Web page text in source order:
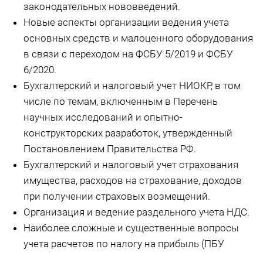
законодательных нововведений.
Новые аспекты организации ведения учета
основных средств и малоценного оборудования
в связи с переходом на ФСБУ 5/2019 и ФСБУ
6/2020.
Бухгалтерский и налоговый учет НИОКР, в том
числе по темам, включенным в Перечень
научных исследований и опытно-
конструкторских разработок, утвержденный
Постановлением Правительства РФ.
Бухгалтерский и налоговый учет страхования
имущества, расходов на страхование, доходов
при получении страховых возмещений.
Организация и ведение раздельного учета НДС.
Наиболее сложные и существенные вопросы
учета расчетов по налогу на прибыль (ПБУ